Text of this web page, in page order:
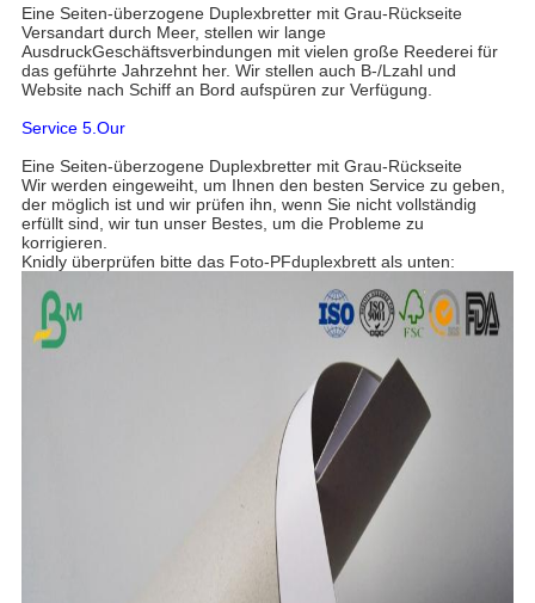
Eine Seiten-überzogene Duplexbretter mit Grau-Rückseite
Versandart durch Meer, stellen wir lange
AusdruckGeschäftsverbindungen mit vielen große Reederei für
das geführte Jahrzehnt her. Wir stellen auch B-/Lzahl und
Website nach Schiff an Bord aufspüren zur Verfügung.
Service 5.Our
Eine Seiten-überzogene Duplexbretter mit Grau-Rückseite
Wir werden eingeweiht, um Ihnen den besten Service zu geben,
der möglich ist und wir prüfen ihn, wenn Sie nicht vollständig
erfüllt sind, wir tun unser Bestes, um die Probleme zu
korrigieren.
Knidly überprüfen bitte das Foto-PFduplexbrett als unten: